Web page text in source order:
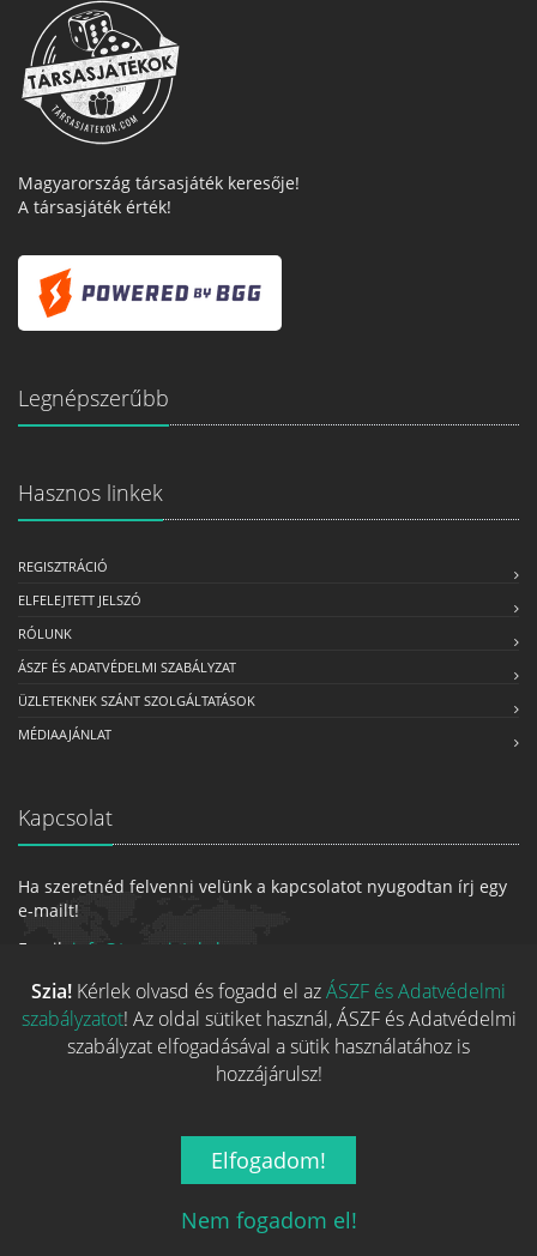
Magyarország társasjáték keresője!
A társasjáték érték!
Legnépszerűbb
Hasznos linkek
REGISZTRÁCIÓ
ELFELEJTETT JELSZÓ
RÓLUNK
ÁSZF ÉS ADATVÉDELMI SZABÁLYZAT
ÜZLETEKNEK SZÁNT SZOLGÁLTATÁSOK
MÉDIAAJÁNLAT
Kapcsolat
Ha szeretnéd felvenni velünk a kapcsolatot nyugodtan írj egy
e-mailt!
Email: info@tarsasjatekok.com
2026 © Minden jog fenntarva.A játékokhoz kapcsolódó adatok
Szia! Kérlek olvasd és fogadd el azÁSZF és Adatvédelmi
szabályzatot! Az oldal sütiket használ, ÁSZF és Adatvédelmi
szabályzat elfogadásával a sütik használatához is
hozzájárulsz!
Elfogadom!
Nem fogadom el!